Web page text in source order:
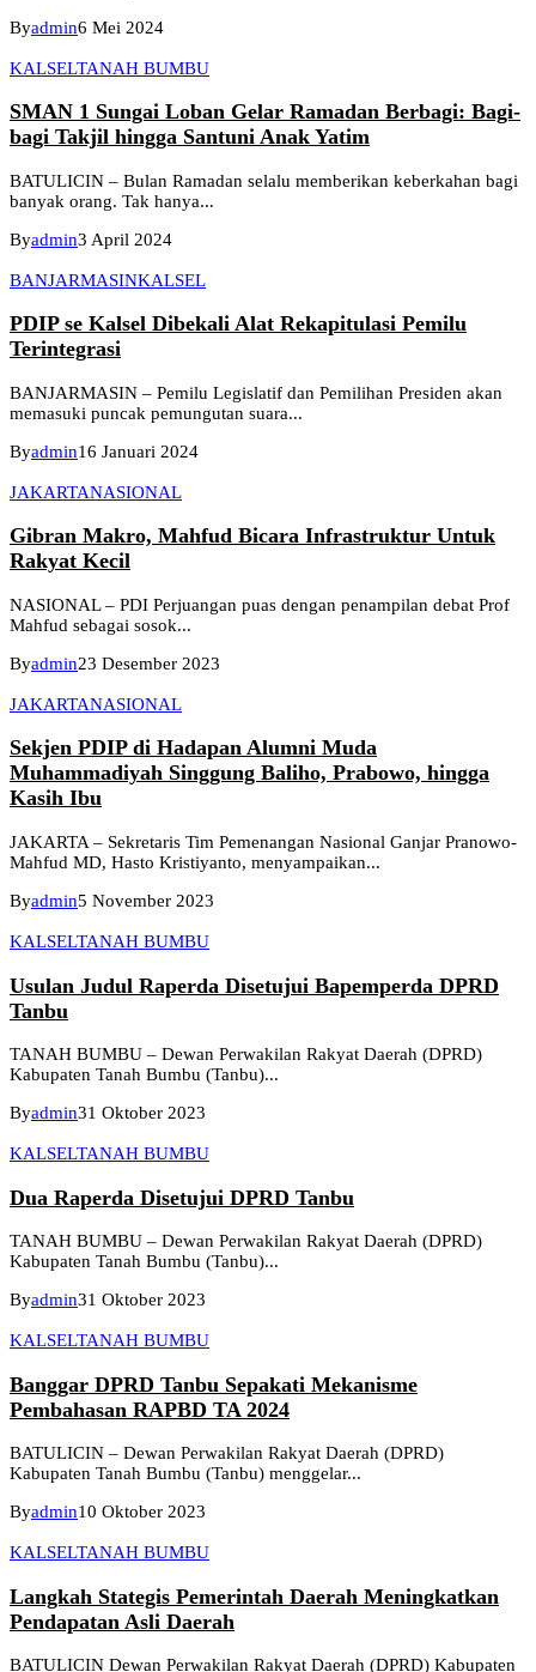
Byadmin6 Mei 2024
KALSELTANAH BUMBU
SMAN 1 Sungai Loban Gelar Ramadan Berbagi: Bagi-
bagi Takjil hingga Santuni Anak Yatim
BATULICIN – Bulan Ramadan selalu memberikan keberkahan bagi
banyak orang. Tak hanya...
Byadmin3 April 2024
BANJARMASINKALSEL
PDIP se Kalsel Dibekali Alat Rekapitulasi Pemilu
Terintegrasi
BANJARMASIN – Pemilu Legislatif dan Pemilihan Presiden akan
memasuki puncak pemungutan suara...
Byadmin16 Januari 2024
JAKARTANASIONAL
Gibran Makro, Mahfud Bicara Infrastruktur Untuk
Rakyat Kecil
NASIONAL – PDI Perjuangan puas dengan penampilan debat Prof
Mahfud sebagai sosok...
Byadmin23 Desember 2023
JAKARTANASIONAL
Sekjen PDIP di Hadapan Alumni Muda
Muhammadiyah Singgung Baliho, Prabowo, hingga
Kasih Ibu
JAKARTA – Sekretaris Tim Pemenangan Nasional Ganjar Pranowo-
Mahfud MD, Hasto Kristiyanto, menyampaikan...
Byadmin5 November 2023
KALSELTANAH BUMBU
Usulan Judul Raperda Disetujui Bapemperda DPRD
Tanbu
TANAH BUMBU – Dewan Perwakilan Rakyat Daerah (DPRD)
Kabupaten Tanah Bumbu (Tanbu)...
Byadmin31 Oktober 2023
KALSELTANAH BUMBU
Dua Raperda Disetujui DPRD Tanbu
TANAH BUMBU – Dewan Perwakilan Rakyat Daerah (DPRD)
Kabupaten Tanah Bumbu (Tanbu)...
Byadmin31 Oktober 2023
KALSELTANAH BUMBU
Banggar DPRD Tanbu Sepakati Mekanisme
Pembahasan RAPBD TA 2024
BATULICIN – Dewan Perwakilan Rakyat Daerah (DPRD)
Kabupaten Tanah Bumbu (Tanbu) menggelar...
Byadmin10 Oktober 2023
KALSELTANAH BUMBU
Langkah Stategis Pemerintah Daerah Meningkatkan
Pendapatan Asli Daerah
BATULICIN Dewan Perwakilan Rakyat Daerah (DPRD) Kabupaten